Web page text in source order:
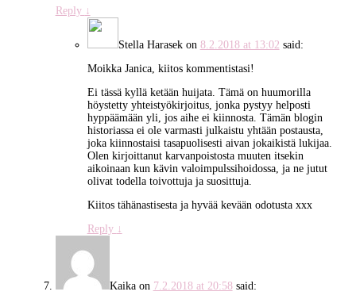
Reply ↓
Stella Harasekon 8.2.2018 at 13:02 said:
Moikka Janica, kiitos kommentistasi!
Ei tässä kyllä ketään huijata. Tämä on huumorilla
höystetty yhteistyökirjoitus, jonka pystyy helposti
hyppäämään yli, jos aihe ei kiinnosta. Tämän blogin
historiassa ei ole varmasti julkaistu yhtään postausta,
joka kiinnostaisi tasapuolisesti aivan jokaikistä lukijaa.
Olen kirjoittanut karvanpoistosta muuten itsekin
aikoinaan kun kävin valoimpulssihoidossa, ja ne jutut
olivat todella toivottuja ja suosittuja.
Kiitos tähänastisesta ja hyvää kevään odotusta xxx
Reply ↓
Kaikaon 7.2.2018 at 20:58 said: